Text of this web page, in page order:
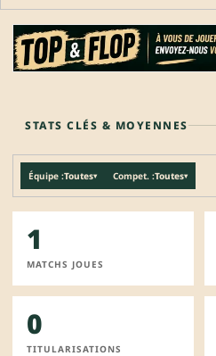
STATS CLÉS & MOYENNES
Équipe :Toutes▾ Compet. :Toutes▾
1
MATCHS JOUES
0
TITULARISATIONS